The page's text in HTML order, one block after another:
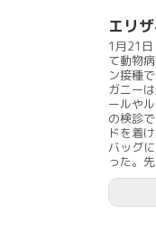
エリ
1月21
て動物
ン接種
ガニー
ールや
の検診
ドを着
バッグ
った。